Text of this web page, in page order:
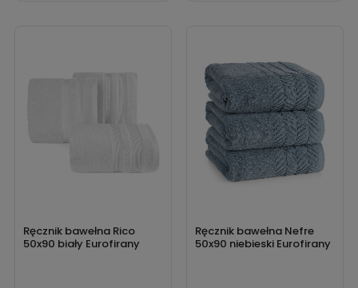
Ręcznik bawełna Rico
50x90 biały Eurofirany
Ręcznik bawełna Nefre
50x90 niebieski Eurofirany